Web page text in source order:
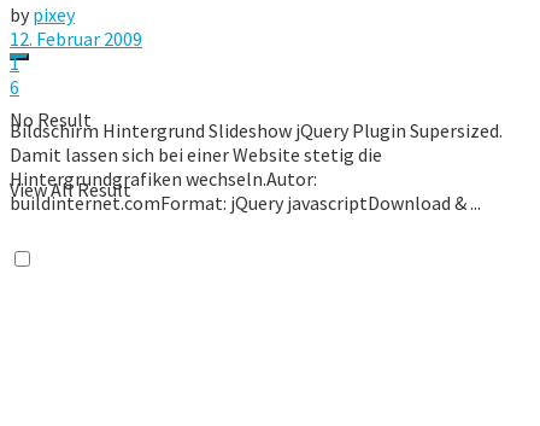
No Result
View All Result
by pixey
12. Februar 2009
1
6
Bildschirm Hintergrund Slideshow jQuery Plugin Supersized.
Damit lassen sich bei einer Website stetig die
Hintergrundgrafiken wechseln.Autor:
buildinternet.comFormat: jQuery javascriptDownload & ...